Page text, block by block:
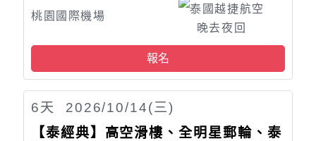
桃園國際機場
泰國越捷航空
晚去夜回
報名
2026/10/14(三)
6天
【泰經典】高空滑樓、全明星郵輪、泰